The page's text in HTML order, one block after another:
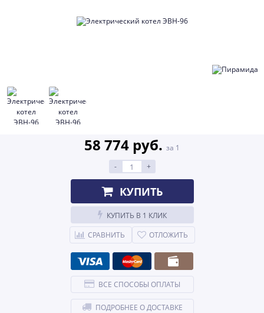
58 774 руб. за 1
-
+
КУПИТЬ
КУПИТЬ В 1 КЛИК
СРАВНИТЬ
ОТЛОЖИТЬ
ВСЕ СПОСОБЫ ОПЛАТЫ
ПОДРОБНЕЕ О ДОСТАВКЕ